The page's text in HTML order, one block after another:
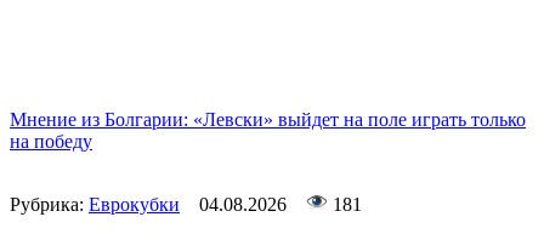
Мнение из Болгарии: «Левски» выйдет на поле играть только
на победу
Рубрика: Еврокубки 04.08.2026 181